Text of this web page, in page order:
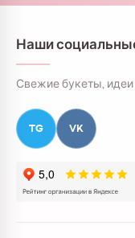
Наши
Свежие букеты,
TG VK